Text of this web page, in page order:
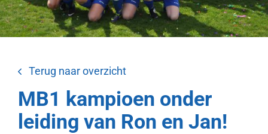
Terug naar overzicht
MB1 kampioen onder
leiding van Ron en Jan!